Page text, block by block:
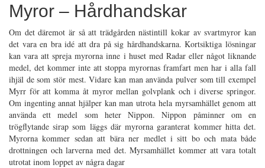
Myror – Hårdhandskar
Om det däremot är så att trädgården nästintill kokar av svartmyror kan
det vara en bra idé att dra på sig hårdhandskarna. Kortsiktiga lösningar
kan vara att spreja myrorna inne i huset med Radar eller något liknande
medel, det kommer inte att stoppa myrornas framfart men har i alla fall
ihjäl de som stör mest. Vidare kan man använda pulver som till exempel
Myrr för att komma åt myror mellan golvplank och i diverse springor.
Om ingenting annat hjälper kan man utrota hela myrsamhället genom att
använda ett medel som heter Nippon. Nippon påminner om en
trögflytande sirap som läggs där myrorna garanterat kommer hitta det.
Myrorna kommer sedan att bära ner medlet i sitt bo och mata både
drottningen och larverna med det. Myrsamhället kommer att vara totalt
utrotat inom loppet av några dagar